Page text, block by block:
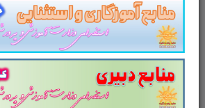
مطالب خوانده شده داوطلبین
نظم بخشیده و منسجم می سازد.
مرور سریعداوطلب را سبب می
های وی رانظم بخشیده و یک
سازی را برای جلسه آزمون به همراه